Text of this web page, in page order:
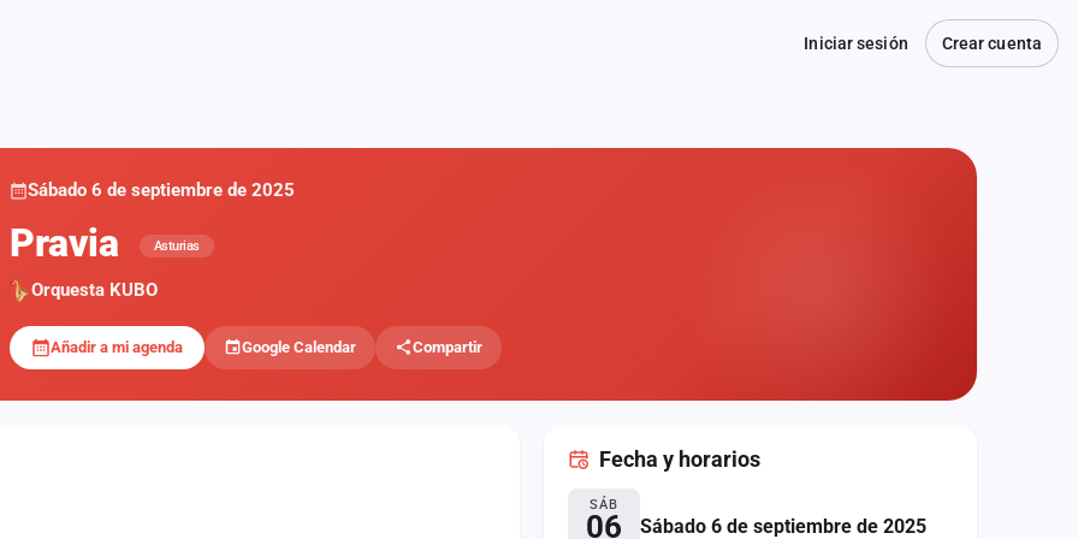
Iniciar sesión Crear cuenta
Sábado 6 de septiembre de 2025
Pravia Asturias
Orquesta KUBO
Añadir a mi agenda Google Calendar Compartir
Fecha y horarios
SÁB
06 Sábado 6 de septiembre de 2025